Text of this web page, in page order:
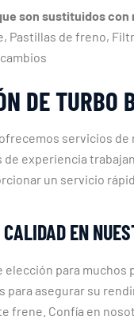
son sustituidos con
Pastillas de freno,
DE TURBO
servicios
de experiencia
un servicio
EN
elección para
para asegurar su
frene. Confía en